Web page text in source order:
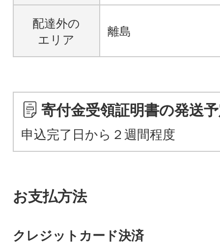
配達外の
エリア
離島
寄付金受領証明書の発送
申込完了日から２週間程度
お支払方法
クレジットカード決済